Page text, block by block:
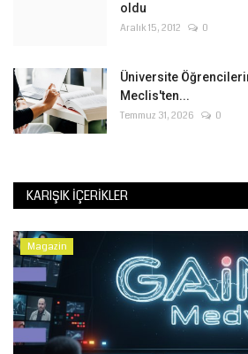
oldu
Aralık 15, 2012 0
Üniversite
Meclis'ten...
Temmuz 31, 2026 0
KARIŞIK İÇERIKLER
Magazin